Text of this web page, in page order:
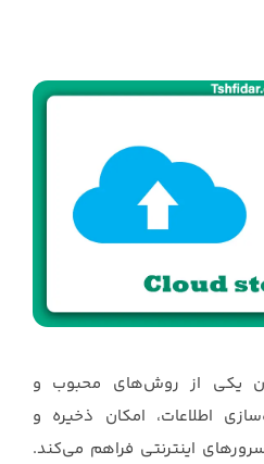
یکی از روش‌های محبوب و
اطلاعات، امکان ‏ذخیره و
اینترنتی فراهم می‌کند.